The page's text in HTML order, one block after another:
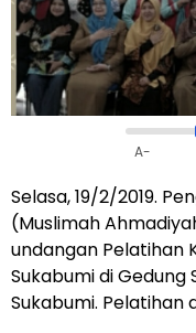
A-
Selasa, 19/2/2019.
(Muslimah
undangan Pelatihan
Sukabumi di
Sukabumi. Pelatihan